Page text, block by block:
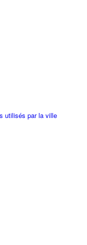
utilisés par la ville